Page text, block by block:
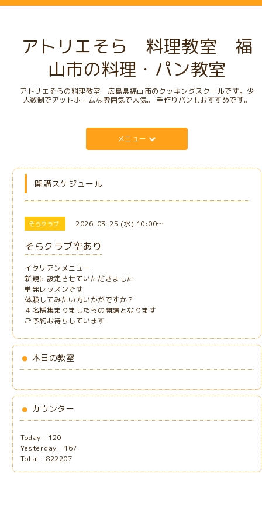
アトリエそら 料理教室 福
山市の料理・パン教室
アトリエそらの料理教室 広島県福山市のクッキングスクールです。少
人数制でアットホームな雰囲気で人気。 手作りパンもおすすめです。
メニュー
開講スケジュール
そらクラブ 2026-03-25 (水) 10:00～
そらクラブ空あり
イタリアンメニュー
新規に設定させていただきました
単発レッスンです
体験してみたい方いかがですか？
４名様集まりましたらの開講となります
ご予約お待ちしています
本日の教室
カウンター
Today : 120
Yesterday : 167
Total : 822207